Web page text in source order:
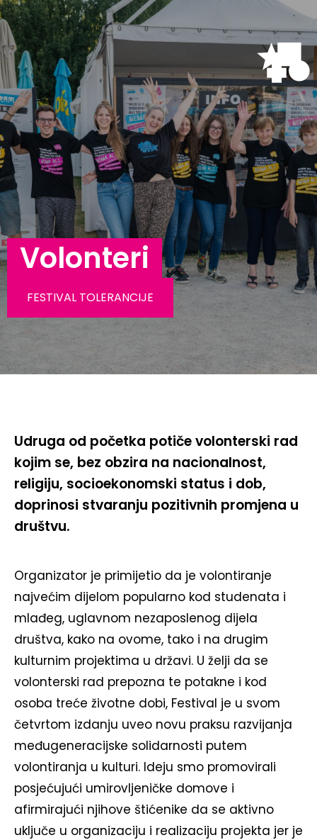
Volonteri
FESTIVAL TOLERANCIJE
Udruga od početka potiče volonterski rad
kojim se, bez obzira na nacionalnost,
religiju, socioekonomski status i dob,
doprinosi stvaranju pozitivnih promjena u
društvu.
Organizator je primijetio da je volontiranje
najvećim dijelom popularno kod studenata i
mlađeg, uglavnom nezaposlenog dijela
društva, kako na ovome, tako i na drugim
kulturnim projektima u državi. U želji da se
volonterski rad prepozna te potakne i kod
osoba treće životne dobi, Festival je u svom
četvrtom izdanju uveo novu praksu razvijanja
međugeneracijske solidarnosti putem
volontiranja u kulturi. Ideju smo promovirali
posjećujući umirovljeničke domove i
afirmirajući njihove štićenike da se aktivno
uključe u organizaciju i realizaciju projekta jer je